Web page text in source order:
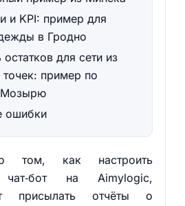
и KPI: пример для
в Гродно
остатков для сети из
точек: пример по
Мозырю
ошибки
том, как настроить
чат‑бот на Aimylogic,
присылать отчёты о